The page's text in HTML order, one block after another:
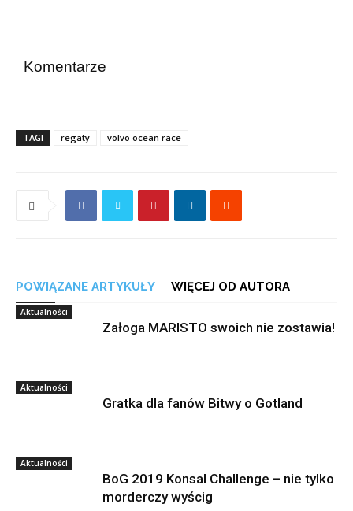
Komentarze
TAGI regaty volvo ocean race
POWIĄZANE ARTYKUŁY WIĘCEJ OD AUTORA
Aktualności
Załoga MARISTO swoich nie zostawia!
Aktualności
Gratka dla fanów Bitwy o Gotland
Aktualności
BoG 2019 Konsal Challenge – nie tylko
morderczy wyścig